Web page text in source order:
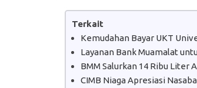
Terkait
Kemudahan Bayar UKT
Layanan Bank Muamalat
BMM Salurkan 14 Ribu Liter
CIMB Niaga Apresiasi